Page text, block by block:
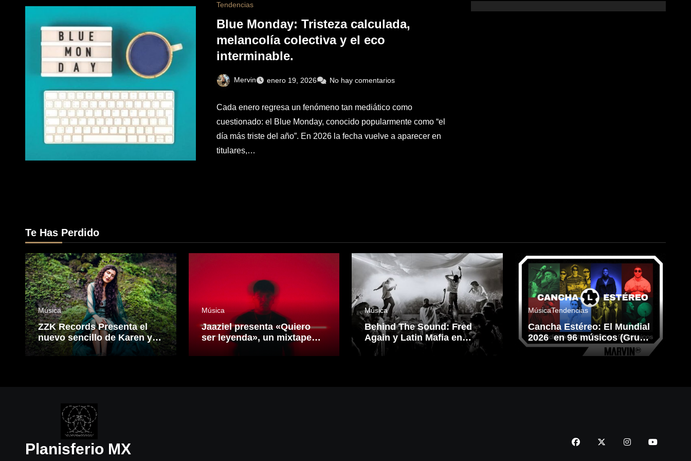
Tendencias
Blue Monday: Tristeza calculada,
melancolía colectiva y el eco
interminable.
Mervin enero 19, 2026 No hay comentarios
Cada enero regresa un fenómeno tan mediático como
cuestionado: el Blue Monday, conocido popularmente como “el
día más triste del año”. En 2026 la fecha vuelve a aparecer en
titulares,…
Te Has Perdido
Música
ZZK Records Presenta el
nuevo sencillo de Karen y
Los Remedios: “Ninfa”.
Música
Jaaziel presenta «Quiero
ser leyenda», un mixtape
que fusiona reggaetón y
electrónica desde una
Música
Behind The Sound: Fred
Again y Latin Mafia en
CDMX.
MúsicaTendencias
Cancha Estéreo: El Mundial
2026 en 96 músicos (Grupo
L)
Planisferio MX